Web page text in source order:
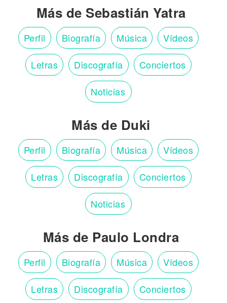
Más de Sebastián Yatra
Perfil Biografía Música Vídeos
Letras Discografía Conciertos
Noticias
Más de Duki
Perfil Biografía Música Vídeos
Letras Discografía Conciertos
Noticias
Más de Paulo Londra
Perfil Biografía Música Vídeos
Letras Discografía Conciertos